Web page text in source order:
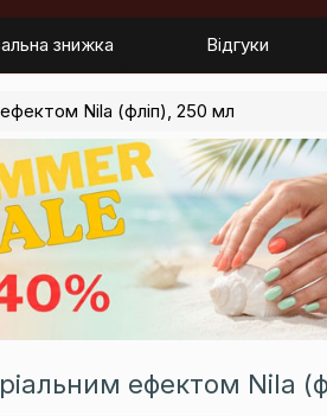
знижка Відгуки
Nila (фліп), 250 мл
ефектом Nila